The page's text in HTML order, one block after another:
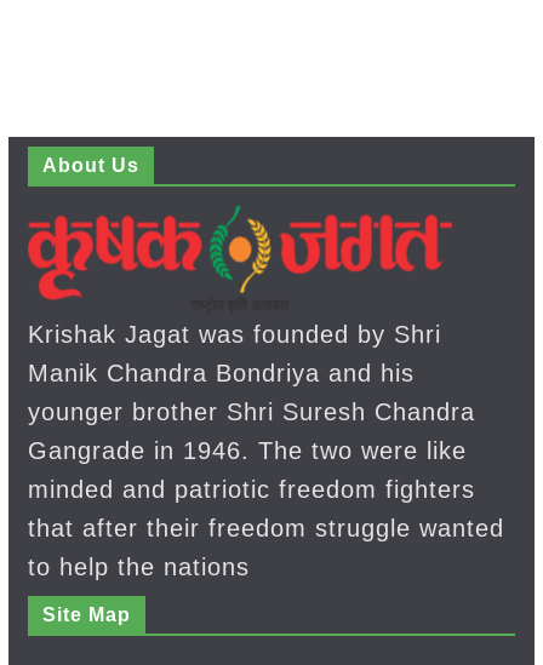
About Us
Krishak Jagat was founded by Shri
Manik Chandra Bondriya and his
younger brother Shri Suresh Chandra
Gangrade in 1946. The two were like
minded and patriotic freedom fighters
that after their freedom struggle wanted
to help the nations
Site Map